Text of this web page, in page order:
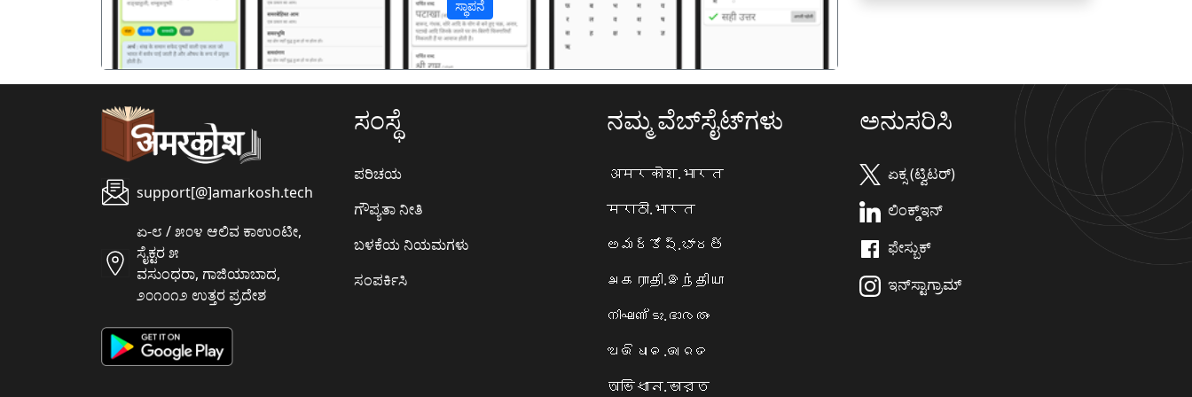
ಸ್ಥಾಪನೆ
support[@]amarkosh.tech
ಏ-೮ / ೫೦೪ ಆಲಿವ ಕಾಉಂಟೀ,
ಸೈಕ್ಟರ ೫
ವಸುಂಧರಾ, ಗಾಜಿಯಾಬಾದ,
೨೦೧೦೧೨ ಉತ್ತರ ಪ್ರದೇಶ
ಸಂಸ್ಥೆ
ಪರಿಚಯ
ಗೌಪ್ಯತಾ ನೀತಿ
ಬಳಕೆಯ ನಿಯಮಗಳು
ಸಂಪರ್ಕಿಸಿ
ನಮ್ಮ ವೆಬ್‌ಸೈಟ್‌ಗಳು
अमरकोश.भारत
मराठी.भारत
అమర్కోష్.భారత్
அகராதி.இந்தியா
നിഘണ്ടു.ഭാരതം
ଅଭିଧାନ.ଭାରତ
অভিধান.ভারত
ಅನುಸರಿಸಿ
ಏಕ್ಸ (ಟ್ವಿಟರ್)
ಲಿಂಕ್ಡ್‌ಇನ್
ಫೇಸ್ಬುಕ್
ಇನ್‌ಸ್ಟಾಗ್ರಾಮ್